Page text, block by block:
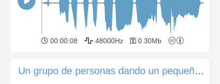
00:00:08 48000Hz 0.30Mb
Un grupo de personas dando un pequeño grito